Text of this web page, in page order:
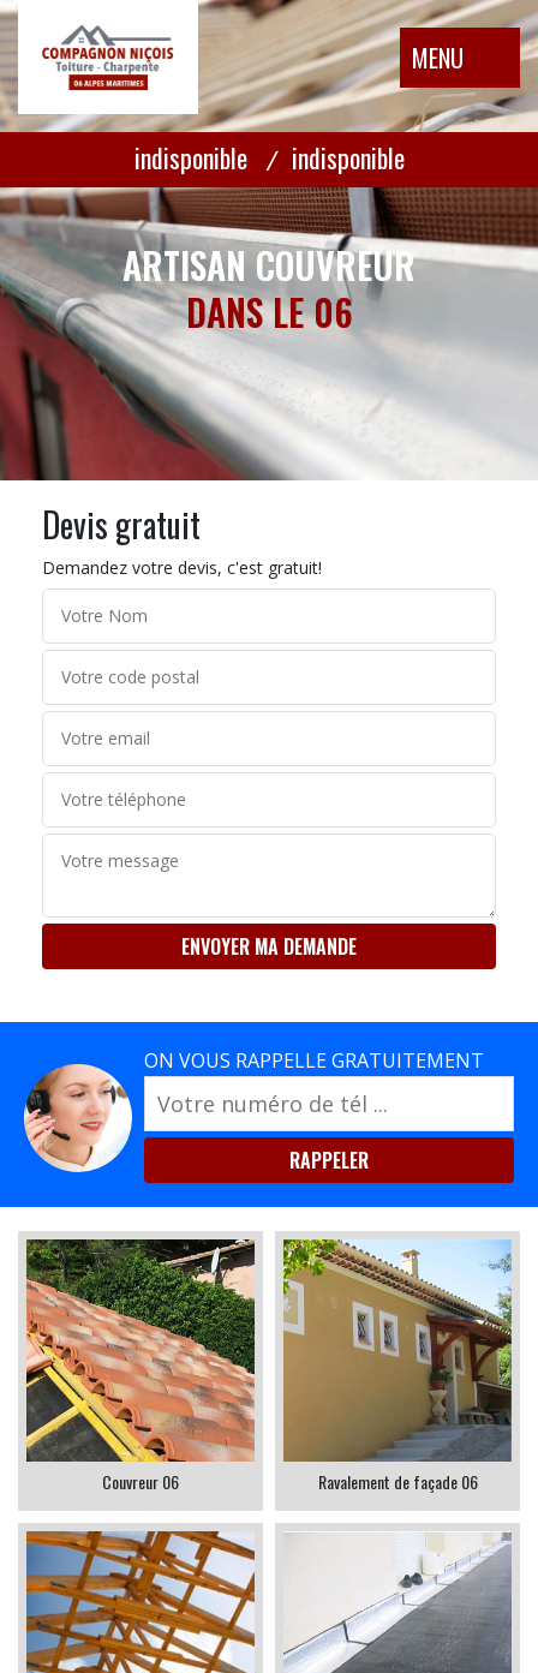
MENU
indisponible / indisponible
ARTISAN COUVREUR
DANS LE 06
Devis gratuit
Demandez votre devis, c'est gratuit!
ON VOUS RAPPELLE GRATUITEMENT
Couvreur 06 Ravalement de façade 06